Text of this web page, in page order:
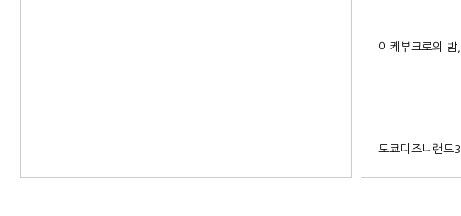
감사합니다. 이찌방…
이케부크로의 밤,
도쿄디즈니랜드3,